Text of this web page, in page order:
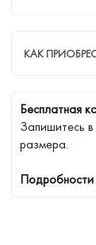
КАК
Бесплатная
Запишитесь
размера.
Подробности